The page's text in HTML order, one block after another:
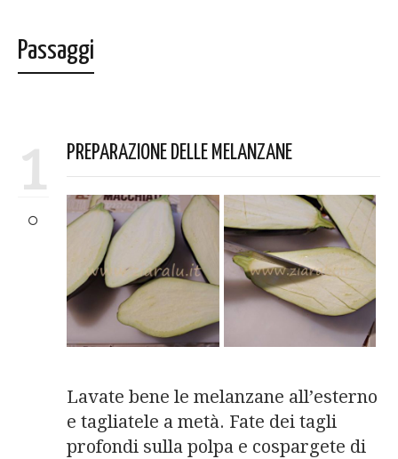
Passaggi
1 PREPARAZIONE DELLE MELANZANE
Lavate bene le melanzane all’esterno
e tagliatele a metà. Fate dei tagli
profondi sulla polpa e cospargete di